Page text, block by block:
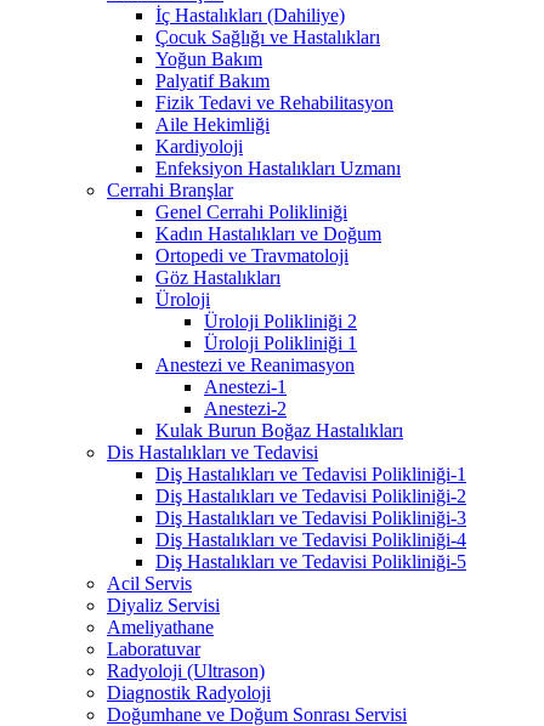
İç Hastalıkları (Dahiliye)
Çocuk Sağlığı ve Hastalıkları
Yoğun Bakım
Palyatif Bakım
Fizik Tedavi ve Rehabilitasyon
Aile Hekimliği
Kardiyoloji
Enfeksiyon Hastalıkları Uzmanı
Cerrahi Branşlar
Genel Cerrahi Polikliniği
Kadın Hastalıkları ve Doğum
Ortopedi ve Travmatoloji
Göz Hastalıkları
Üroloji
Üroloji Polikliniği 2
Üroloji Polikliniği 1
Anestezi ve Reanimasyon
Anestezi-1
Anestezi-2
Kulak Burun Boğaz Hastalıkları
Dis Hastalıkları ve Tedavisi
Diş Hastalıkları ve Tedavisi Polikliniği-1
Diş Hastalıkları ve Tedavisi Polikliniği-2
Diş Hastalıkları ve Tedavisi Polikliniği-3
Diş Hastalıkları ve Tedavisi Polikliniği-4
Diş Hastalıkları ve Tedavisi Polikliniği-5
Acil Servis
Diyaliz Servisi
Ameliyathane
Laboratuvar
Radyoloji (Ultrason)
Diagnostik Radyoloji
Doğumhane ve Doğum Sonrası Servisi